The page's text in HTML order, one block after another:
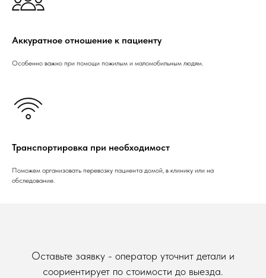
Аккуратное отношение к пациенту
Особенно важно при помощи пожилым и маломобильным людям.
Транспортировка при необходимост
Поможем организовать перевозку пациента домой, в клинику или на
обследование.
Оставьте заявку - оператор уточнит детали и
соориентирует по стоимости до выезда.